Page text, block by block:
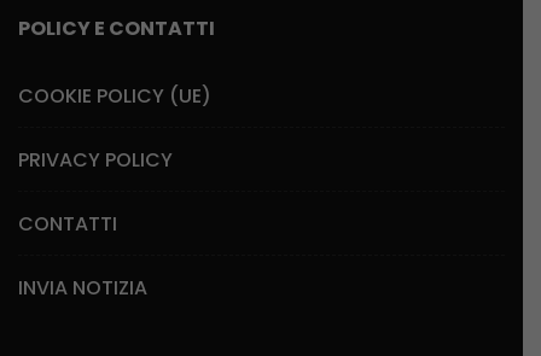
POLICY E CONTATTI
COOKIE POLICY (UE)
PRIVACY POLICY
CONTATTI
INVIA NOTIZIA